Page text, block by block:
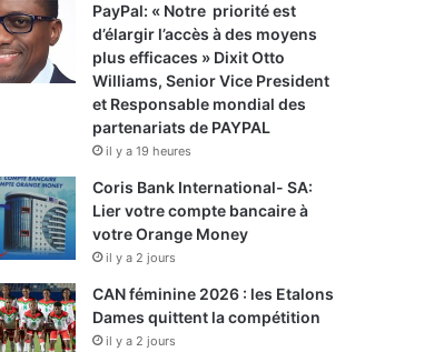
PayPal: « Notre priorité est
d’élargir l’accès à des moyens
plus efficaces » Dixit Otto
Williams, Senior Vice President
et Responsable mondial des
partenariats de PAYPAL
il y a 19 heures
Coris Bank International- SA:
Lier votre compte bancaire à
votre Orange Money
il y a 2 jours
CAN féminine 2026 : les Etalons
Dames quittent la compétition
il y a 2 jours